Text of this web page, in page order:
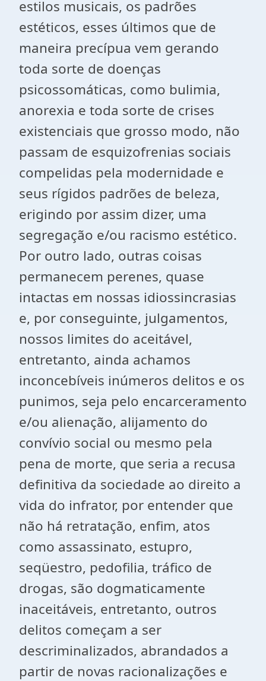
estilos musicais, os padrões
estéticos, esses últimos que de
maneira precípua vem gerando
toda sorte de doenças
psicossomáticas, como bulimia,
anorexia e toda sorte de crises
existenciais que grosso modo, não
passam de esquizofrenias sociais
compelidas pela modernidade e
seus rígidos padrões de beleza,
erigindo por assim dizer, uma
segregação e/ou racismo estético.
Por outro lado, outras coisas
permanecem perenes, quase
intactas em nossas idiossincrasias
e, por conseguinte, julgamentos,
nossos limites do aceitável,
entretanto, ainda achamos
inconcebíveis inúmeros delitos e os
punimos, seja pelo encarceramento
e/ou alienação, alijamento do
convívio social ou mesmo pela
pena de morte, que seria a recusa
definitiva da sociedade ao direito a
vida do infrator, por entender que
não há retratação, enfim, atos
como assassinato, estupro,
seqüestro, pedofilia, tráfico de
drogas, são dogmaticamente
inaceitáveis, entretanto, outros
delitos começam a ser
descriminalizados, abrandados a
partir de novas racionalizações e